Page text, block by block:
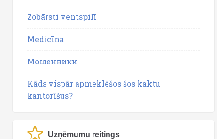
Zobārsti ventspilī
Medicīna
Мошенники
Kāds vispār apmeklēšos šos kaktu
kantorīšus?
Uzņēmumu reitings